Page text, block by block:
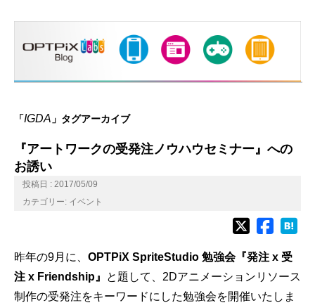
「IGDA 」タグアーカイブ
『アートワークの受発注ノウハウセミナー』への
お誘い
投稿日 : 2017/05/09
カテゴリー: イベント
昨年の9月に、 OPTPiX SpriteStudio 勉強会『発注 x 受
注 x Friendship』
と題して、2Dアニメーションリソース
制作の受発注をキーワードにした勉強会を開催いたしま